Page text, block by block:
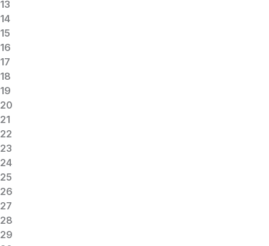
13
14
15
16
17
18
19
20
21
22
23
24
25
26
27
28
29